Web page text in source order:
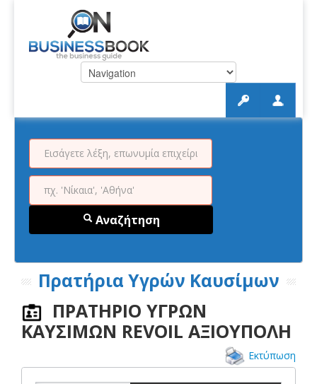
Αναζήτηση
Πρατήρια Υγρών Καυσίμων
ΠΡΑΤΗΡΙΟ ΥΓΡΩΝ
ΚΑΥΣΙΜΩΝ REVOIL ΑΞΙΟΥΠΟΛΗ
Εκτύπωση